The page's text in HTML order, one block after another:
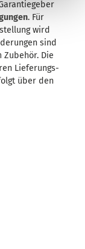
. Für
wird
sind
Die
Lieferungs-
über den